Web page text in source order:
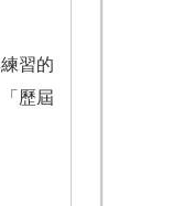
習的
歷屆